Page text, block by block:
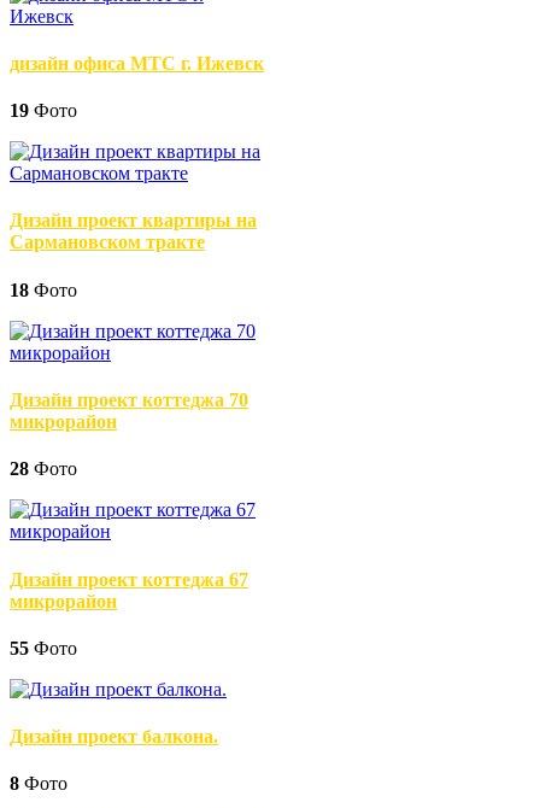
дизайн офиса МТС г. Ижевск
19 Фото
Дизайн проект квартиры на
Сармановском тракте
18 Фото
Дизайн проект коттеджа 70
микрорайон
28 Фото
Дизайн проект коттеджа 67
микрорайон
55 Фото
Дизайн проект балкона.
8 Фото